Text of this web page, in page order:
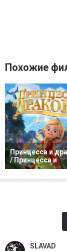
Похожие
Принцесса и
/ Принцесса и
SLAVAD